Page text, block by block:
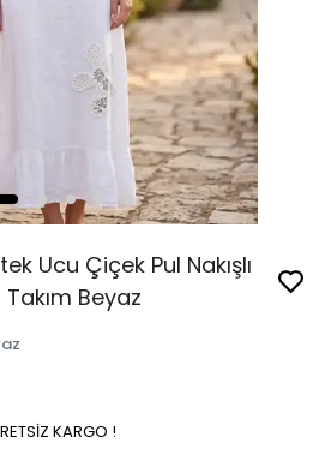
Ucu Çiçek Pul Nakışlı
Beyaz
KARGO !